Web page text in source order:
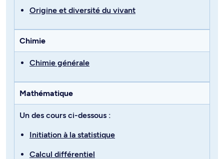
Origine et diversité du vivant
Chimie
Chimie générale
Mathématique
Un des cours ci-dessous :
Initiation à la statistique
Calcul différentiel